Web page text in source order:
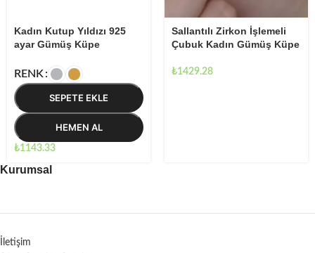
Kadın Kutup Yıldızı 925
ayar Gümüş Küpe
RENK
SEPETE EKLE
HEMEN AL
₺1143.33
Sallantılı Zirkon İşlemeli
Çubuk Kadın Gümüş Küpe
₺1429.28
Kurumsal
İletişim